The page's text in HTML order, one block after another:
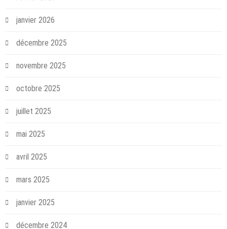
janvier 2026
décembre 2025
novembre 2025
octobre 2025
juillet 2025
mai 2025
avril 2025
mars 2025
janvier 2025
décembre 2024